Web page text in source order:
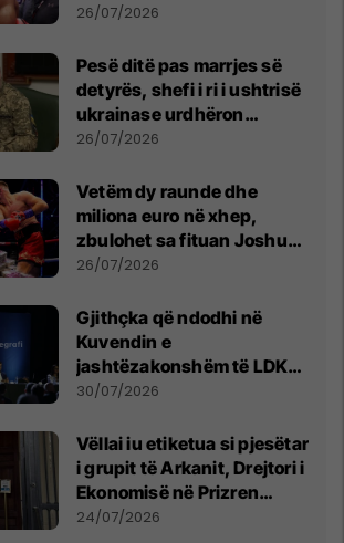
26/07/2026
Pesë ditë pas marrjes së
detyrës, shefi i ri i ushtrisë
ukrainase urdhëron
kontroll të madh
26/07/2026
Vetëm dy raunde dhe
miliona euro në xhep,
zbulohet sa fituan Joshua
e Prenga
26/07/2026
Gjithçka që ndodhi në
Kuvendin e
jashtëzakonshëm të LDK-
së
30/07/2026
Vëllai iu etiketua si pjesëtar
i grupit të Arkanit, Drejtori i
Ekonomisë në Prizren
mohon pretendimet
24/07/2026